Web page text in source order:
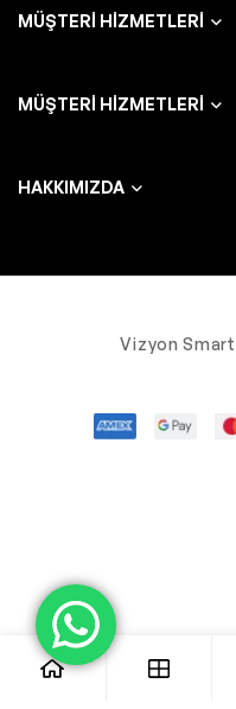
MÜŞTERI HIZMETLERI
MÜŞTERI HIZMETLERI
HAKKIMIZDA
Vizyon